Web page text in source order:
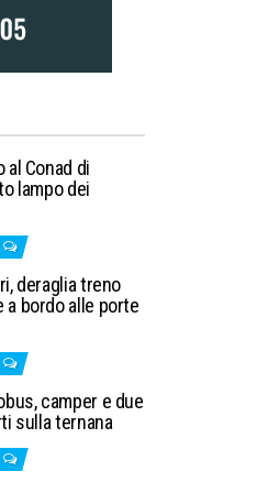
Conad di
lampo dei
deraglia treno
a bordo alle porte
camper e due
sulla ternana